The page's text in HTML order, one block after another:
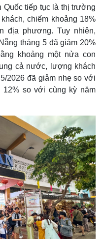
Quốc tiếp tục là thị trường
chiếm khoảng 18%
địa phương. Tuy nhiên,
tháng 5 đã giảm 20%
khoảng một nửa con
cả nước, lượng khách
2026 đã giảm nhẹ so với
12% so với cùng kỳ năm